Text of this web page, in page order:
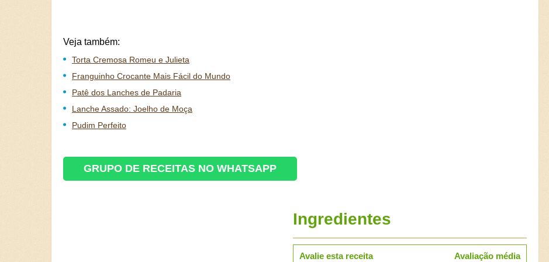
Veja também:
Torta Cremosa Romeu e Julieta
Franguinho Crocante Mais Fácil do Mundo
Patê dos Lanches de Padaria
Lanche Assado: Joelho de Moça
Pudim Perfeito
GRUPO DE RECEITAS NO WHATSAPP
Ingredientes
Avalie esta receita Avaliação média